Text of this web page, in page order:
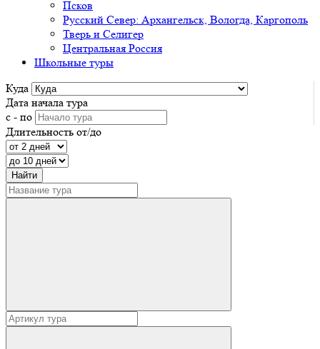
Псков
Русский Север: Архангельск, Вологда, Каргополь
Тверь и Селигер
Центральная Россия
Школьные туры
Куда
Дата начала тура
с - по
Длительность от/до